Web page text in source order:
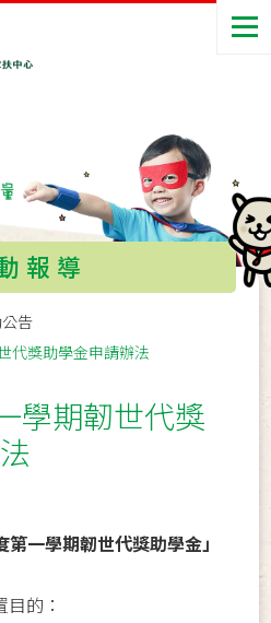
報導
告
代獎助學金申請辦法
學期韌世代獎
一學期韌世代獎助學金」
的：